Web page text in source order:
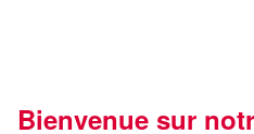
Bienvenue sur